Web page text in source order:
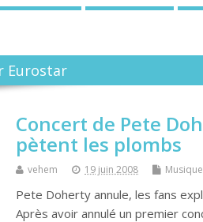
Eurostar
Concert de Pete
pètent les plombs
vehem 19 juin 2008 Musique
Pete Doherty annule, les fans
Après avoir annulé un premier